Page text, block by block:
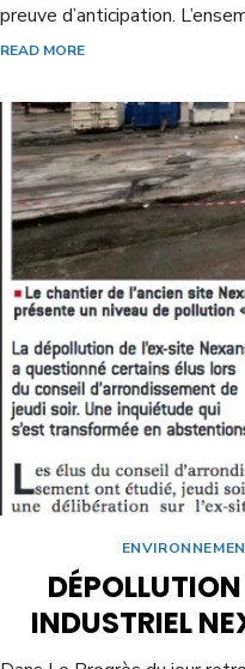
preuve d’anticipation.
READ MORE
INDUSTRIEL